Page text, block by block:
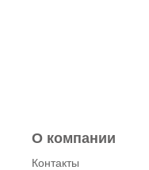
О компании
Контакты